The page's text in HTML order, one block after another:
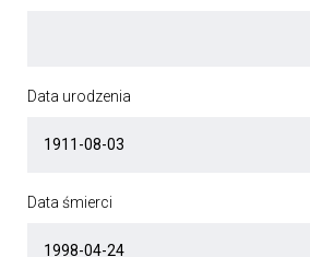
Data urodzenia
Data śmierci